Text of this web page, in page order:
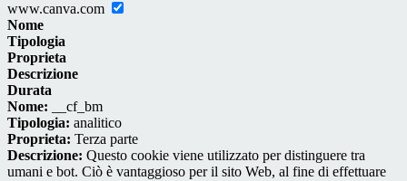
www.canva.com
Nome
Tipologia
Proprieta
Descrizione
Durata
Nome: __cf_bm
Tipologia: analitico
Proprieta: Terza parte
Descrizione: Questo cookie viene utilizzato per distinguere tra
umani e bot. Ciò è vantaggioso per il sito Web, al fine di effettuare